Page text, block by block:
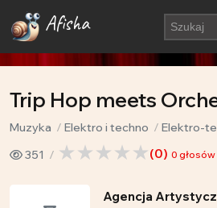
Afisha
Trip Hop meets
Muzyka Elektro i techno
Elektro-
351
(0) 0 głosów
Agencja